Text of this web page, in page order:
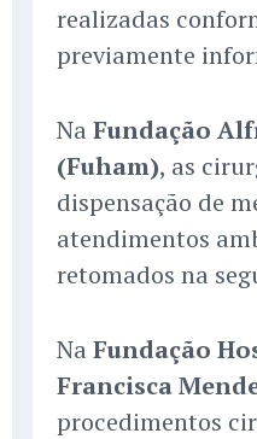
realizadas
previamente
Na Fundação
(Fuham), as
dispensação de
atendimentos
retomados na
Na Fundação
Francisca
procedimentos